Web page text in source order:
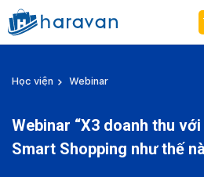
Học viện Webinar
Webinar “X3 doanh thu
Smart Shopping như thế